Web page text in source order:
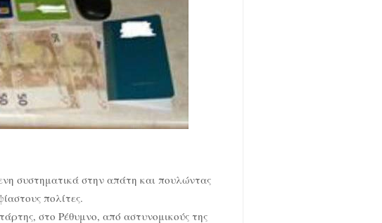
συστηματικά στην απάτη και πουλώντας
πολίτες.
στο Ρέθυμνο, από αστυνομικούς της